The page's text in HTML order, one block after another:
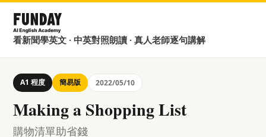
看新聞學英文 · 中英對照朗讀 · 真人老師逐句講解
A1 程度 簡易版 2022/05/10
Making a Shopping List
購物清單助省錢